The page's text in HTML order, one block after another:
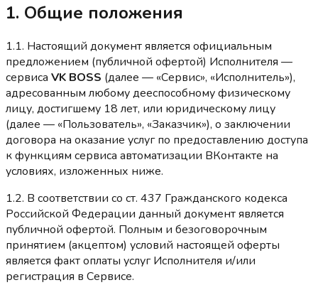
1. Общие положения
1.1. Настоящий документ является официальным
предложением (публичной офертой) Исполнителя —
сервиса VK BOSS (далее — «Сервис», «Исполнитель»),
адресованным любому дееспособному физическому
лицу, достигшему 18 лет, или юридическому лицу
(далее — «Пользователь», «Заказчик»), о заключении
договора на оказание услуг по предоставлению доступа
к функциям сервиса автоматизации ВКонтакте на
условиях, изложенных ниже.
1.2. В соответствии со ст. 437 Гражданского кодекса
Российской Федерации данный документ является
публичной офертой. Полным и безоговорочным
принятием (акцептом) условий настоящей оферты
является факт оплаты услуг Исполнителя и/или
регистрация в Сервисе.